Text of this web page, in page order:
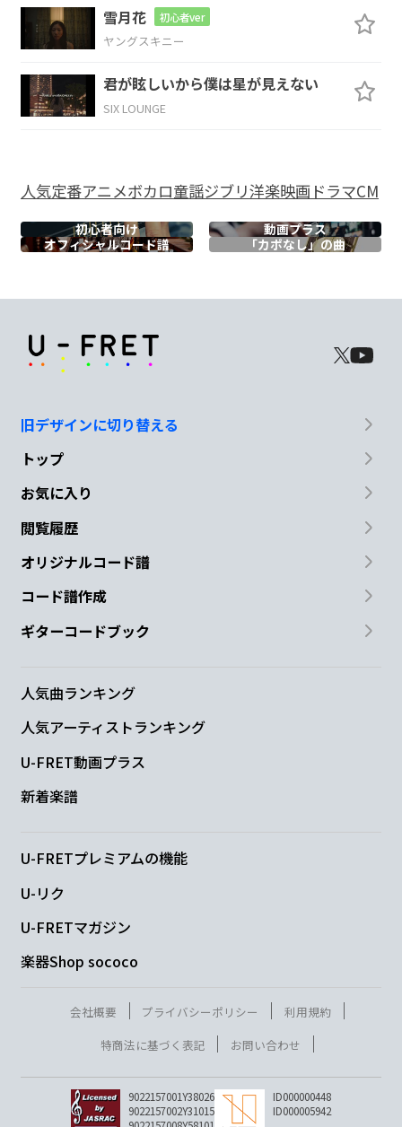
早く 帰ってき てほしいです
G A
おかえ り
G A Bm F#m G A
まってたけ
D
ど
F#
君 と なら
みんな死 ねと
叫んだ
Bm
時に
F#m
君は
G
言った
「ふた りで生き 残ろうね」
寝よう
G A D
雪月花 初心者ver
ヤングスキニー
君が眩しいから僕は星が見えない
SIX LOUNGE
人気定番アニメボカロ童謡ジブリ洋楽映画ドラマCM
初心者向け
動画プラス
オフィシャルコード譜 「カポなし」の曲
旧デザインに切り替える
トップ
お気に入り
閲覧履歴
オリジナルコード譜
コード譜作成
ギターコードブック
人気曲ランキング
人気アーティストランキング
U-FRET動画プラス
新着楽譜
U-FRETプレミアムの機能
U-リク
U-FRETマガジン
楽器Shop sococo
会社概要 プライバシーポリシー
利用規約
特商法に基づく表記
お問い合わせ
9022157001Y38026
9022157002Y31015
ID000000448
ID000005942